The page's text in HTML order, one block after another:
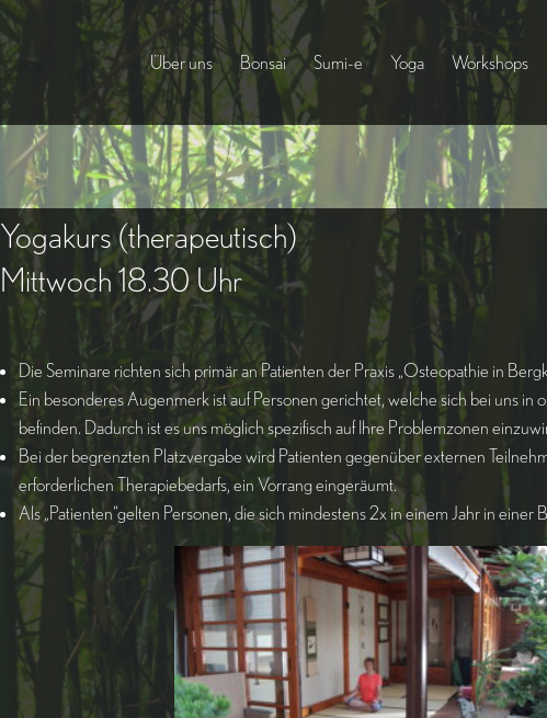
Über uns Bonsai Sumi-e Yoga Workshops
Yogakurs (therapeutisch)
Mittwoch 18.30 Uhr
Die Seminare richten sich primär an Patienten der Praxis „Osteopathie in
Ein besonderes Augenmerk ist auf Personen gerichtet, welche sich bei uns in
befinden. Dadurch ist es uns möglich spezifisch auf Ihre Problemzonen
Bei der begrenzten Platzvergabe wird Patienten gegenüber externen
erforderlichen Therapiebedarfs, ein Vorrang eingeräumt.
Als „Patienten“gelten Personen, die sich mindestens 2x in einem Jahr in einer